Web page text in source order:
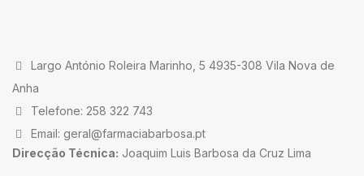
Largo António Roleira Marinho, 5 4935-308 Vila Nova de
Anha
Telefone: 258 322 743
Email: geral@farmaciabarbosa.pt
Direcção Técnica: Joaquim Luis Barbosa da Cruz Lima